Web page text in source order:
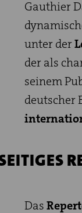
Gauthier
unter der
der als
seinem
deutscher
Das